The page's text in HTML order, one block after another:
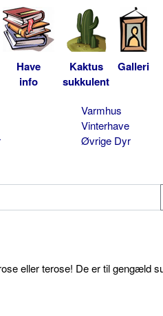
Have
info
Kaktus
sukkulent
Galleri
Varmhus
Vinterhave
Øvrige Dyr
eller terose! De er til gengæld